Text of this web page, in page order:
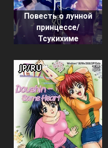
Повесть о лунной
принцессе/
Тсукихиме
JP/RU